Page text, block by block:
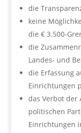
die
keine
die € 3.500-
die
Landes- und
die Erfassung
Einrichtungen
das Verbot der
politischen
Einrichtungen